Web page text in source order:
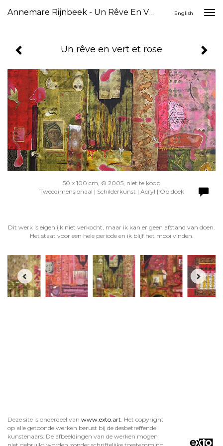
Annemare Rijnbeek - Un Rêve En Vert Et Rose English
Un rêve en vert et rose
50 x 100 cm, © 2005, niet te koop
Tweedimensionaal | Schilderkunst | Acryl | Op doek
Dit werk is eigenlijk niet verkocht, maar ik kan er geen afstand van doen.
Het staat voor een hele periode en ik blijf het mooi vinden.
Deze site is onderdeel van www.exto.art. Het copyright
op alle getoonde werken berust bij de desbetreffende
kunstenaars. De afbeeldingen van de werken mogen